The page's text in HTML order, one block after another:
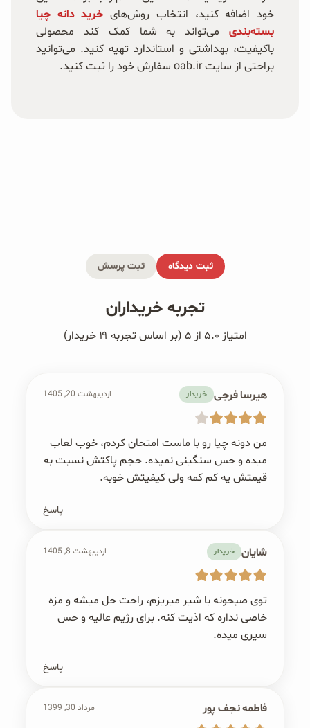
خود اضافه کنید، انتخاب روش‌های خرید دانه چیا
بسته‌بندی می‌تواند به شما کمک کند محصولی
باکیفیت، بهداشتی و استاندارد تهیه کنید. می‌توانید
براحتی از سایت oab.ir سفارش خود را ثبت کنید.
ثبت دیدگاه ثبت پرسش
تجربه خریداران
امتیاز ۵.۰ از ۵ (بر اساس تجربه ۱۹ خریدار)
هیرسا فرجی خریدار اردیبهشت 20, 1405
من دونه چیا رو با ماست امتحان کردم، خوب لعاب
میده و حس سنگینی نمیده. حجم پاکتش نسبت به
قیمتش یه کم کمه ولی کیفیتش خوبه.
پاسخ
شایان خریدار اردیبهشت 8, 1405
توی صبحونه با شیر میریزم، راحت حل میشه و مزه
خاصی نداره که اذیت کنه. برای رژیم عالیه و حس
سیری میده.
پاسخ
فاطمه نجف پور مرداد 30, 1399